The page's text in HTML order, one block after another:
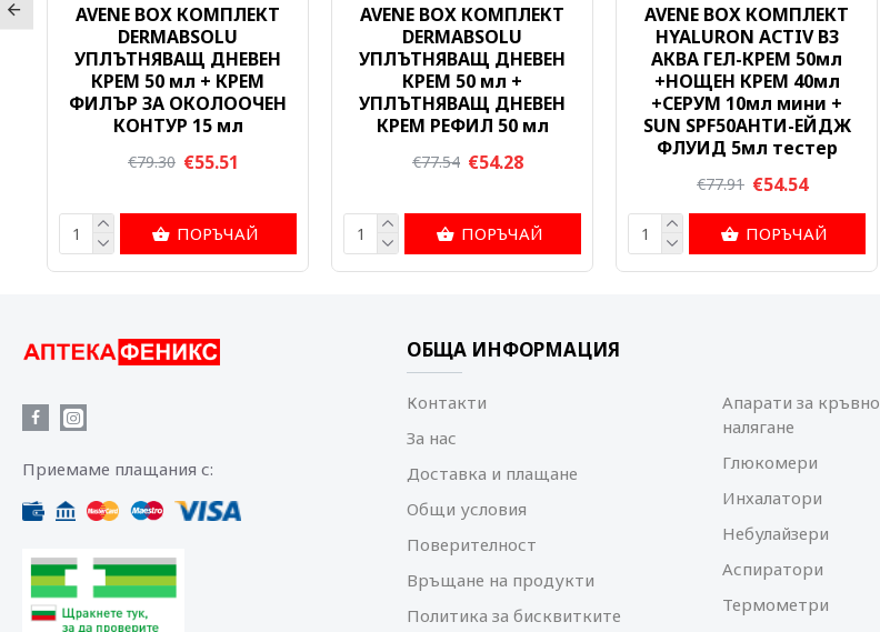
AVENE BOX КОМПЛЕКТ
DERMABSOLU
УПЛЪТНЯВАЩ ДНЕВЕН
КРЕМ 50 мл + КРЕМ
ФИЛЪР ЗА ОКОЛООЧЕН
КОНТУР 15 мл
€55.51
€79.30
ПОРЪЧАЙ
AVENE BOX КОМПЛЕКТ
DERMABSOLU
УПЛЪТНЯВАЩ ДНЕВЕН
КРЕМ 50 мл +
УПЛЪТНЯВАЩ ДНЕВЕН
КРЕМ РЕФИЛ 50 мл
€54.28
€77.54
ПОРЪЧАЙ
AVENE BOX КОМПЛЕКТ
HYALURON ACTIV B3
АКВА ГЕЛ-КРЕМ 50мл
+НОЩЕН КРЕМ 40мл
+СЕРУМ 10мл мини +
SUN SPF50АНТИ-ЕЙДЖ
ФЛУИД 5мл тестер
€54.54
€77.91
ПОРЪЧАЙ
Приемаме плащания с:
ОБЩА ИНФОРМАЦИЯ
Контакти
За нас
Доставка и плащане
Общи условия
Поверителност
Връщане на продукти
Политика за бисквитките
Апарати за кръвно
налягане
Глюкомери
Инхалатори
Небулайзери
Аспиратори
Термометри